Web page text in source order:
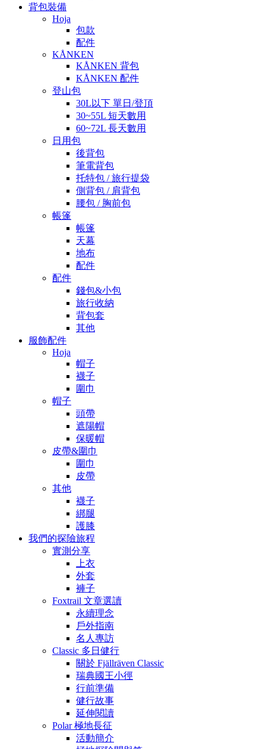
背包裝備
Hoja
包款
配件
KÅNKEN
KÅNKEN 背包
KÅNKEN 配件
登山包
30L以下 單日/登頂
30~55L 短天數用
60~72L 長天數用
日用包
後背包
筆電背包
托特包 / 旅行提袋
側背包 / 肩背包
腰包 / 胸前包
帳篷
帳篷
天幕
地布
配件
配件
錢包&小包
旅行收納
背包套
其他
服飾配件
Hoja
帽子
襪子
圍巾
帽子
頭帶
遮陽帽
保暖帽
皮帶&圍巾
圍巾
皮帶
其他
襪子
綁腿
護膝
我們的探險旅程
實測分享
上衣
外套
褲子
Foxtrail 文章選讀
永續理念
戶外指南
名人專訪
Classic 多日健行
關於 Fjällräven Classic
瑞典國王小徑
行前準備
健行故事
延伸閱讀
Polar 極地長征
活動簡介